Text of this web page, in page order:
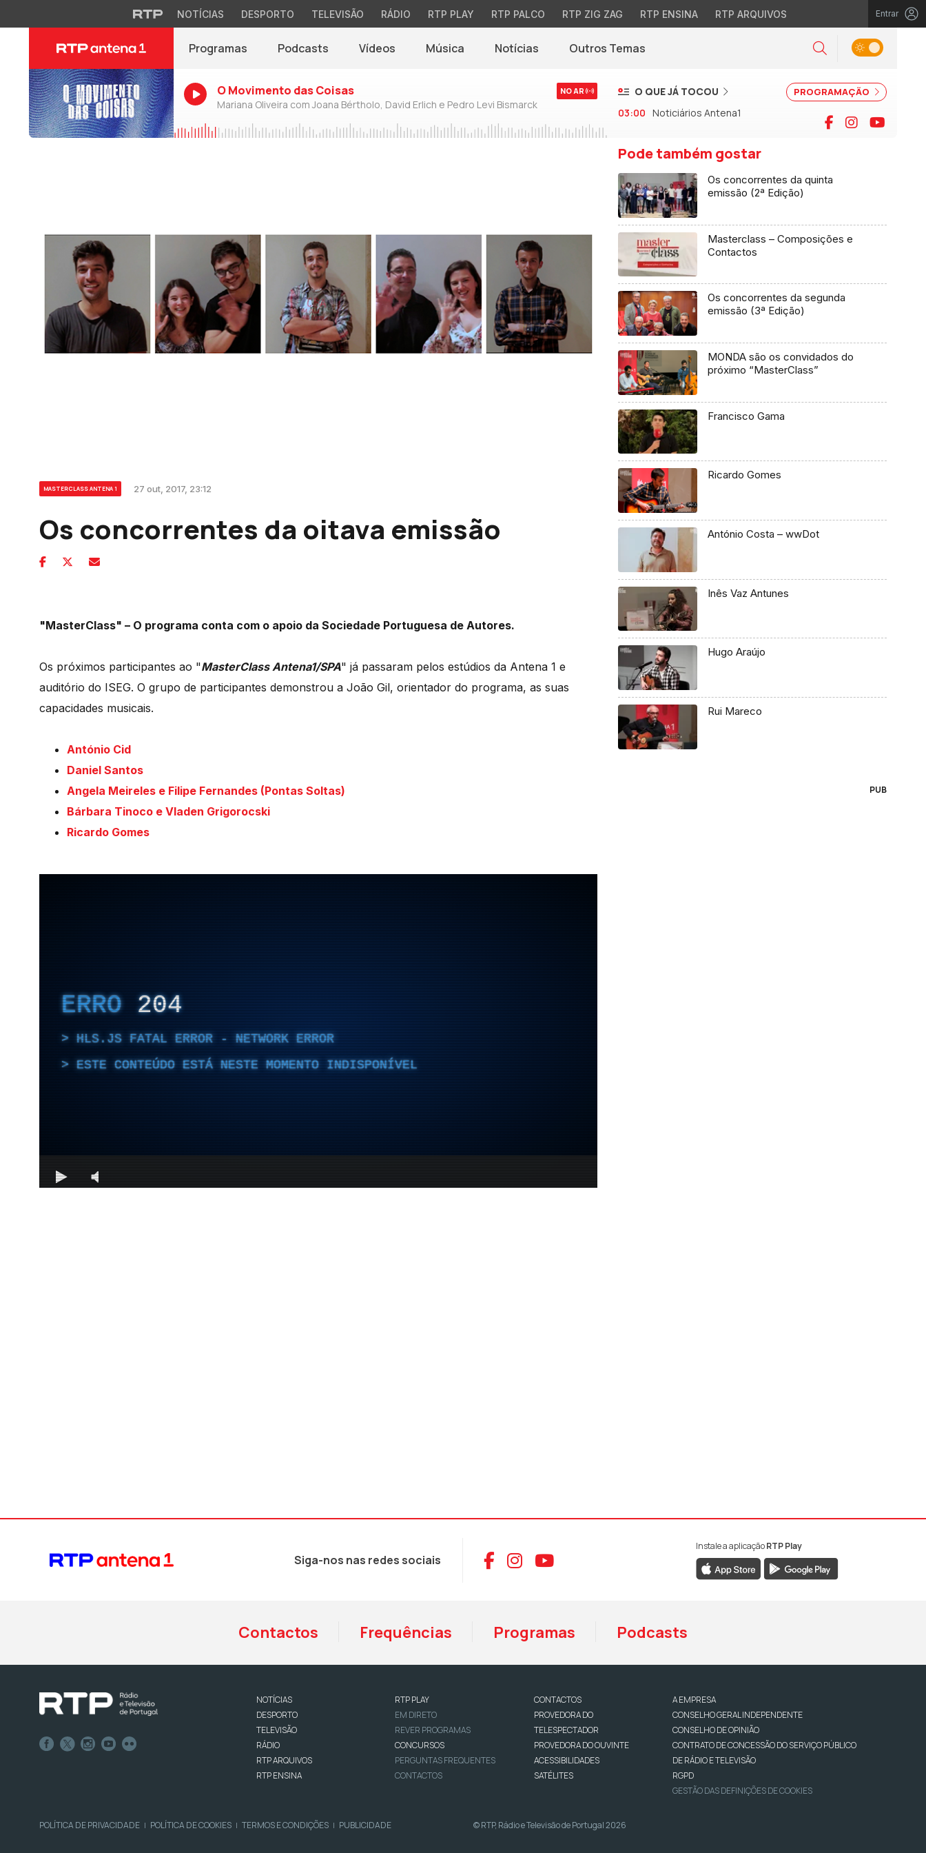
NOTÍCIAS DESPORTO TELEVISÃO RÁDIO RTP PLAY RTP PALCO RTP ZIG ZAG RTP ENSINA RTP ARQUIVOS Entrar
Programas Podcasts Vídeos Música Notícias(abre em nova janela)
Outros Temas Pesquisar
Alternar tema
O Movimento das Coisas
Mariana Oliveira com Joana Bértholo, David Erlich e Pedro Levi Bismarck
NO AR PROGRAMAÇÃO
O QUE JÁ TOCOU
03:00 Noticiários Antena1 Facebook
Instagram
MASTERCLASS ANTENA 1 27 out, 2017, 23:12
Os concorrentes da oitava emissão
"MasterClass" – O programa conta com o apoio da Sociedade Portuguesa de Autores.
Os próximos participantes ao "MasterClass Antena1/SPA" já passaram pelos estúdios da Antena 1 e
auditório do ISEG. O grupo de participantes demonstrou a João Gil, orientador do programa, as suas
capacidades musicais.
António Cid
Daniel Santos
Angela Meireles e Filipe Fernandes (Pontas Soltas)
Bárbara Tinoco e Vladen Grigorocski
Ricardo Gomes
Pode também gostar
Os concorrentes da quinta
emissão (2ª Edição)
Masterclass – Composições e
Contactos
Os concorrentes da segunda
emissão (3ª Edição)
MONDA são os convidados do
próximo “MasterClass”
Francisco Gama
Ricardo Gomes
António Costa – wwDot
Inês Vaz Antunes
Hugo Araújo
Rui Mareco
PUB
Siga-nos nas redes sociais Aceder ao Facebook da RTP Antena 1
Aceder ao Instagram da RTP Antena 1
Aceder ao YouTube da RTP Antena 1
Instale a aplicaçãoRTP Play
Contactos Frequências Programas Podcasts
NOTÍCIAS
DESPORTO
TELEVISÃO
RÁDIO
RTP ARQUIVOS
RTP ENSINA
RTP PLAY
EM DIRETO
REVER PROGRAMAS
CONCURSOS
PERGUNTAS FREQUENTES
CONTACTOS
CONTACTOS
PROVEDORA DO
TELESPECTADOR
PROVEDORA DO OUVINTE
ACESSIBILIDADES
SATÉLITES
A EMPRESA
CONSELHO GERAL INDEPENDENTE
CONSELHO DE OPINIÃO
CONTRATO DE CONCESSÃO DO SERVIÇO PÚBLICO
DE RÁDIO E TELEVISÃO
RGPD
GESTÃO DAS DEFINIÇÕES DE COOKIES
POLÍTICA DE PRIVACIDADE | POLÍTICA DE COOKIES | TERMOS E CONDIÇÕES | PUBLICIDADE © RTP, Rádio e Televisão de Portugal 2026